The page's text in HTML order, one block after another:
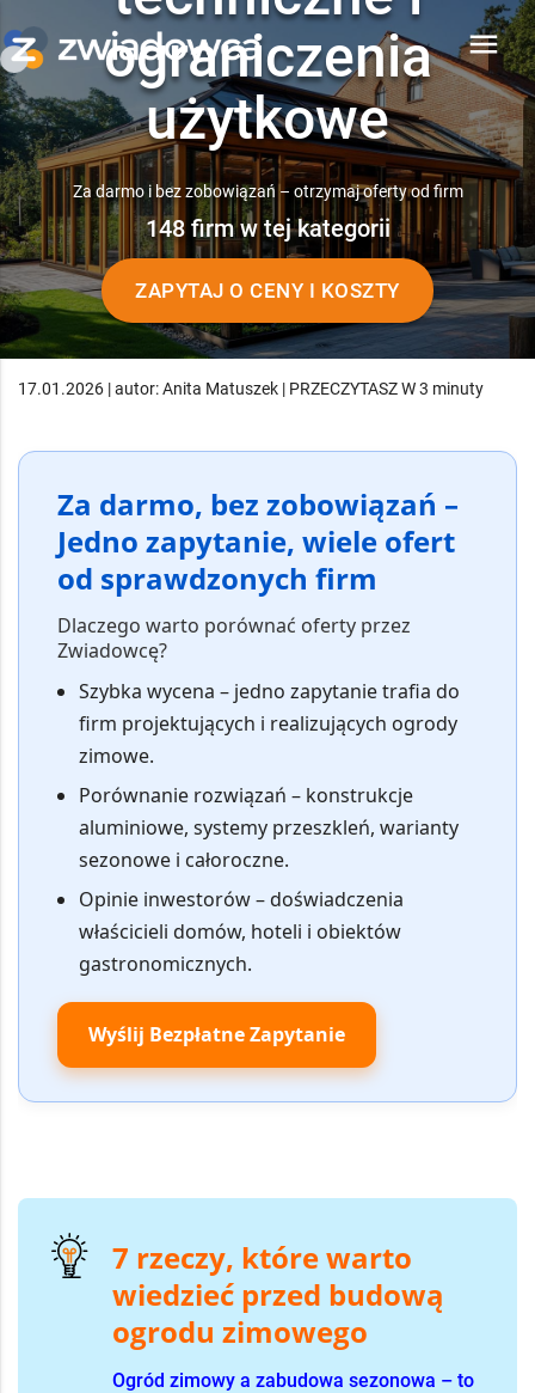
menu
ograniczenia
użytkowe
Za darmo i bez zobowiązań – otrzymaj oferty od firm
148 firm w tej kategorii
ZAPYTAJ O CENY I KOSZTY
17.01.2026 | autor: Anita Matuszek | PRZECZYTASZ W 3 minuty
Za darmo, bez zobowiązań –
Jedno zapytanie, wiele ofert
od sprawdzonych firm
Dlaczego warto porównać oferty przez
Zwiadowcę?
Szybka wycena – jedno zapytanie trafia do
firm projektujących i realizujących ogrody
zimowe.
Porównanie rozwiązań – konstrukcje
aluminiowe, systemy przeszkleń, warianty
sezonowe i całoroczne.
Opinie inwestorów– doświadczenia
właścicieli domów, hoteli i obiektów
gastronomicznych.
Wyślij Bezpłatne Zapytanie
7 rzeczy, które warto
wiedzieć przed budową
ogrodu zimowego
Ogród zimowy a zabudowa sezonowa – to